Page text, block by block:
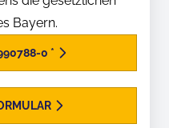
Bayern.
0 *